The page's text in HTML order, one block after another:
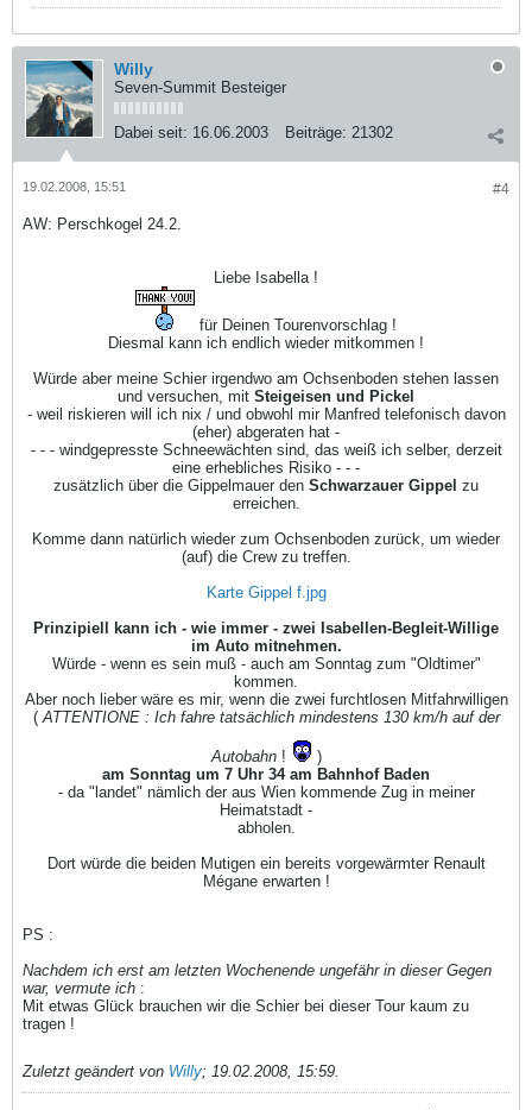
Willy
Seven-Summit Besteiger
Dabei seit: 16.06.2003 Beiträge: 21302
#4
19.02.2008, 15:51
AW: Perschkogel 24.2.
Liebe Isabella !
für Deinen Tourenvorschlag !
Diesmal kann ich endlich wieder mitkommen !
Würde aber meine Schier irgendwo am Ochsenboden stehen lassen
und versuchen, mit Steigeisen und Pickel
- weil riskieren will ich nix / und obwohl mir Manfred telefonisch davon
(eher) abgeraten hat -
- - - windgepresste Schneewächten sind, das weiß ich selber, derzeit
eine erhebliches Risiko - - -
zusätzlich über die Gippelmauer den Schwarzauer Gippel zu
erreichen.
Komme dann natürlich wieder zum Ochsenboden zurück, um wieder
(auf) die Crew zu treffen.
Karte Gippel f.jpg
Prinzipiell kann ich - wie immer - zwei Isabellen-Begleit-Willige
im Auto mitnehmen.
Würde - wenn es sein muß - auch am Sonntag zum "Oldtimer"
kommen.
Aber noch lieber wäre es mir, wenn die zwei furchtlosen Mitfahrwilligen
(ATTENTIONE : Ich fahre tatsächlich mindestens 130 km/h auf der
Autobahn!
)
am Sonntag um 7 Uhr 34 am Bahnhof Baden
- da "landet" nämlich der aus Wien kommende Zug in meiner
Heimatstadt -
abholen.
Dort würde die beiden Mutigen ein bereits vorgewärmter Renault
Mégane erwarten !
PS :
Nachdem ich erst am letzten Wochenende ungefähr in dieser Gegen
war, vermute ich :
Mit etwas Glück brauchen wir die Schier bei dieser Tour kaum zu
tragen !
Zuletzt geändert von Willy; 19.02.2008, 15:59.